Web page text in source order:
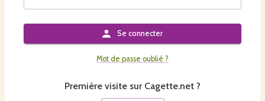
Se connecter
Mot de passe oublié ?
Première visite sur Cagette.net ?